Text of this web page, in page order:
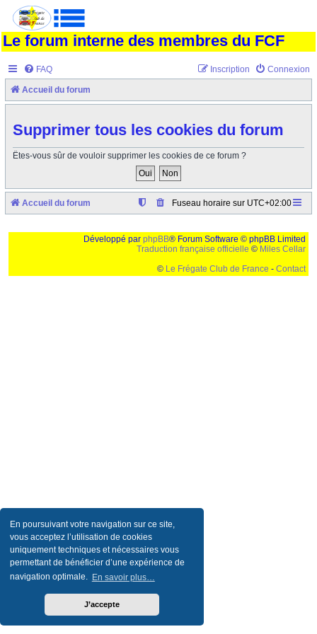
En poursuivant votre navigation sur ce site,
vous acceptez l’utilisation de cookies
uniquement techniques et nécessaires vous
permettant de bénéficier d’une expérience de
navigation optimale. En savoir plus…
J’accepte
Le forum interne des membres du FCF
FAQ Connexion
Inscription
Accueil du forum
Supprimer tous les cookies du forum
Êtes-vous sûr de vouloir supprimer les cookies de ce forum ?
Accueil du forum Fuseau horaire sur UTC+02:00
Développé par phpBB® Forum Software © phpBB Limited
Traduction française officielle © Miles Cellar
© Le Frégate Club de France - Contact